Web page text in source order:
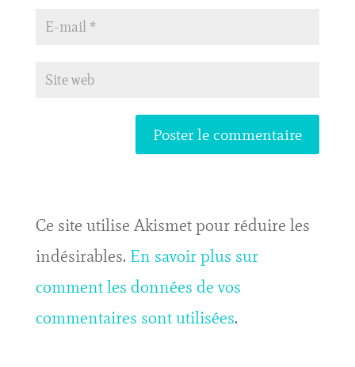
Ce site utilise Akismet pour réduire les
indésirables. En savoir plus sur
comment les données de vos
commentaires sont utilisées.